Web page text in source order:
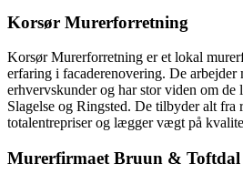
Korsør Murerforretning
Korsør Murerforretning er et lokal
erfaring i facaderenovering. De arbejder
erhvervskunder og har stor viden om
Slagelse og Ringsted. De tilbyder alt fra
totalentrepriser og lægger vægt på
Murerfirmaet Bruun & Toftdal